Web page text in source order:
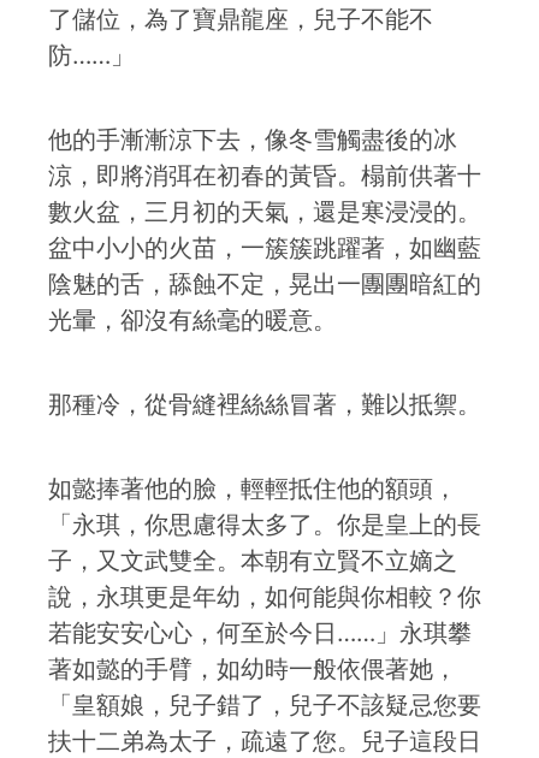
了儲位，為了寶鼎龍座，兒子不能不
防……」
他的手漸漸涼下去，像冬雪觸盡後的冰
涼，即將消弭在初春的黃昏。榻前供著十
數火盆，三月初的天氣，還是寒浸浸的。
盆中小小的火苗，一簇簇跳躍著，如幽藍
陰魅的舌，舔蝕不定，晃出一團團暗紅的
光暈，卻沒有絲毫的暖意。
那種冷，從骨縫裡絲絲冒著，難以抵禦。
如懿捧著他的臉，輕輕抵住他的額頭，
「永琪，你思慮得太多了。你是皇上的長
子，又文武雙全。本朝有立賢不立嫡之
說，永琪更是年幼，如何能與你相較？你
若能安安心心，何至於今日……」永琪攀
著如懿的手臂，如幼時一般依偎著她，
「皇額娘，兒子錯了，兒子不該疑忌您要
扶十二弟為太子，疏遠了您。兒子這段日